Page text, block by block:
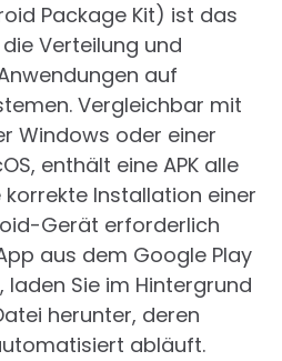
Package Kit) ist das
Verteilung und
auf
Vergleichbar mit
Windows oder einer
enthält eine APK alle
korrekte Installation einer
Gerät erforderlich
aus dem Google Play
Sie im Hintergrund
herunter, deren
abläuft.